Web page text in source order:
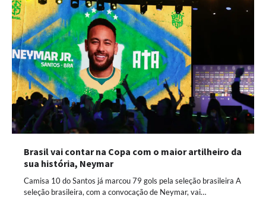
Brasil vai contar na Copa com o maior artilheiro da
sua história, Neymar
Camisa 10 do Santos já marcou 79 gols pela seleção brasileira A
seleção brasileira, com a convocação de Neymar, vai…